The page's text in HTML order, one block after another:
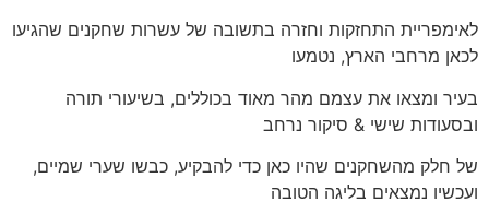
לאימפריית התחזקות וחזרה בתשובה של עשרות שחקנים שהגיעו
לכאן מרחבי הארץ, נטמעו
בעיר ומצאו את עצמם מהר מאוד בכוללים, בשיעורי תורה
ובסעודות שישי & סיקור נרחב
של חלק מהשחקנים שהיו כאן כדי להבקיע, כבשו שערי שמיים,
ועכשיו נמצאים בליגה הטובה